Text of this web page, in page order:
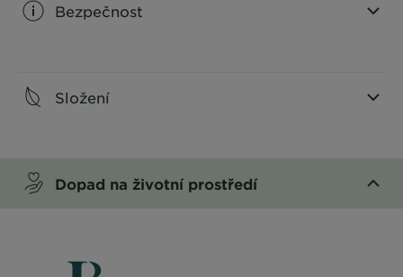
Bezpečnost
Složení
Dopad na životní prostředí